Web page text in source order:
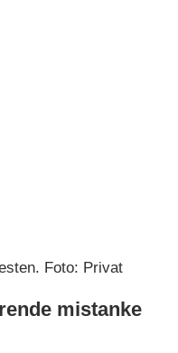
Foto: Privat
mistanke